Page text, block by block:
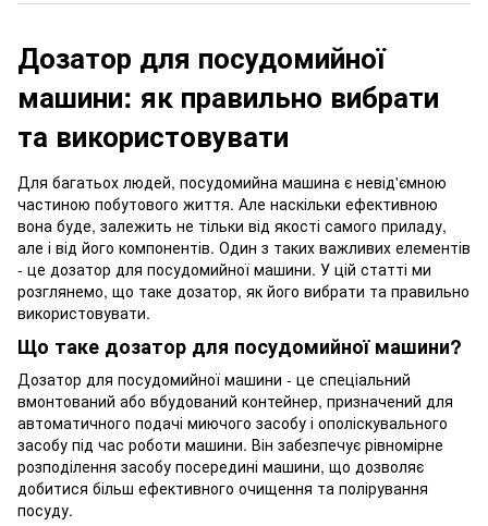
Дозатор для посудомийної
машини: як правильно вибрати
та використовувати
Для багатьох людей, посудомийна машина є невід'ємною
частиною побутового життя. Але наскільки ефективною
вона буде, залежить не тільки від якості самого приладу,
але і від його компонентів. Один з таких важливих елементів
- це дозатор для посудомийної машини. У цій статті ми
розглянемо, що таке дозатор, як його вибрати та правильно
використовувати.
Що таке дозатор для посудомийної машини?
Дозатор для посудомийної машини - це спеціальний
вмонтований або вбудований контейнер, призначений для
автоматичного подачі миючого засобу і ополіскувального
засобу під час роботи машини. Він забезпечує рівномірне
розподілення засобу посередині машини, що дозволяє
добитися більш ефективного очищення та полірування
посуду.